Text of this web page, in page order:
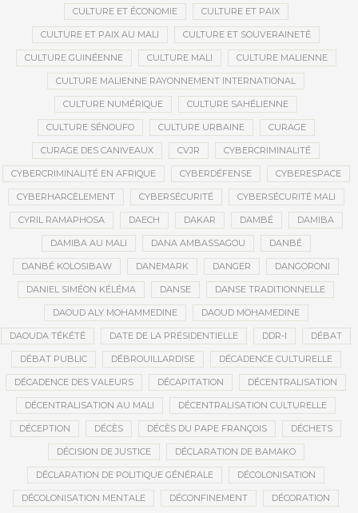
CULTURE ET ÉCONOMIE CULTURE ET PAIX
CULTURE ET PAIX AU MALI CULTURE ET SOUVERAINETÉ
CULTURE GUINÉENNE CULTURE MALI CULTURE MALIENNE
CULTURE MALIENNE RAYONNEMENT INTERNATIONAL
CULTURE NUMÉRIQUE CULTURE SAHÉLIENNE
CULTURE SÉNOUFO CULTURE URBAINE CURAGE
CURAGE DES CANIVEAUX CVJR CYBERCRIMINALITÉ
CYBERCRIMINALITÉ EN AFRIQUE CYBERDÉFENSE CYBERESPACE
CYBERHARCÈLEMENT CYBERSÉCURITÉ CYBERSÉCURITÉ MALI
CYRIL RAMAPHOSA DAECH DAKAR DAMBÉ DAMIBA
DAMIBA AU MALI DANA AMBASSAGOU DANBÉ
DANBÉ KOLOSIBAW DANEMARK DANGER DANGORONI
DANIEL SIMÉON KÉLÉMA DANSE DANSE TRADITIONNELLE
DAOUD ALY MOHAMMEDINE DAOUD MOHAMEDINE
DAOUDA TÉKÉTÉ DATE DE LA PRÉSIDENTIELLE DDR-I DÉBAT
DÉBAT PUBLIC DÉBROUILLARDISE DÉCADENCE CULTURELLE
DÉCADENCE DES VALEURS DÉCAPITATION DÉCENTRALISATION
DÉCENTRALISATION AU MALI DÉCENTRALISATION CULTURELLE
DÉCEPTION DÉCÈS DÉCÈS DU PAPE FRANÇOIS DÉCHETS
DÉCISION DE JUSTICE DÉCLARATION DE BAMAKO
DÉCLARATION DE POLITIQUE GÉNÉRALE DÉCOLONISATION
DÉCOLONISATION MENTALE DÉCONFINEMENT DÉCORATION